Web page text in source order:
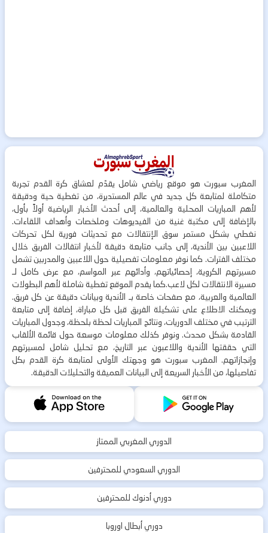
المغرب سبورت هو موقع رياضي شامل يقدّم لعشاق كرة القدم تجربة
متكاملة لمتابعة كل جديد في عالم المستديرة، من تغطية حية ودقيقة
لأهم المباريات المحلية والعالمية، إلى أحدث الأخبار الرياضية أولاً بأول،
بالإضافة إلى مكتبة غنية من الفيديوهات وملخصات وأهداف اللقاءات.
نغطي بشكل مستمر سوق الإنتقالات مع تحديثات فورية لكل تحركات
اللاعبين بين الأندية، إلى جانب متابعة دقيقة لأخبار انتقالات الفريق خلال
مختلف الفترات. كما نوفر معلومات تفصيلية حول اللاعبين والمدربين تشمل
مسيرتهم الكروية، إحصائياتهم، وأدائهم عبر المواسم، مع عرض كامل لـ
مسيرة الانتقالات لكل لاعب.كما يقدم الموقع تغطية شاملة لأهم البطولات
العالمية والعربية، مع صفحات خاصة بـ الأندية وبيانات دقيقة عن كل فريق.
ويمكنك الاطلاع على تشكيلة الفريق قبل كل مباراة، إضافة إلى متابعة
الترتيب في مختلف الدوريات، ونتائج المباريات لحظة بلحظة، وجدول المباريات
القادمة بشكل محدث. ونوفر كذلك معلومات موسعة حول قائمة الألقاب
التي حققتها الأندية واللاعبون عبر التاريخ، مع تحليل شامل لمسيرتهم
وإنجازاتهم. المغرب سبورت هو وجهتك الأولى لمتابعة كرة القدم بكل
تفاصيلها، من الأخبار السريعة إلى البيانات العميقة والتحليلات الدقيقة.
الدوري المغربي الممتاز
الدوري السعودي للمحترفين
دوري أدنوك للمحترفين
دوري أبطال اوروبا